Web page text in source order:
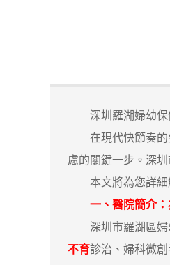
深圳羅湖婦幼保
在現代快節奏的生
慮的關鍵一步。深
本文將為您詳細解
一、醫院簡介
深圳市羅湖區婦幼
不育診治、婦科微